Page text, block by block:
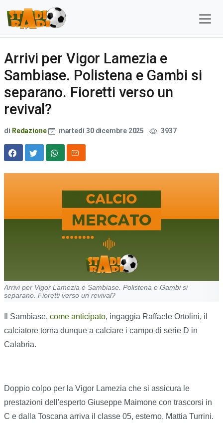
Arrivi per Vigor Lamezia e
Sambiase. Polistena e Gambi si
separano. Fioretti verso un
revival?
di Redazione martedì 30 dicembre 2025 3937
Arrivi per Vigor Lamezia e Sambiase. Polistena e Gambi si
separano. Fioretti verso un revival?
Il Sambiase, come anticipato, ingaggia Raffaele Ortolini, il
calciatore torna dunque a calciare i campo di serie D in
Calabria.
Doppio colpo per la Vigor Lamezia che si assicura le
prestazioni dell'esperto Giuseppe Maimone con trascorsi in
C e dalla Toscana arriva il classe 05, esterno, Mattia Turrini.